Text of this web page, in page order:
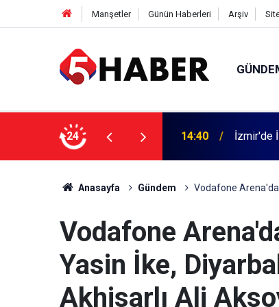
Manşetler Günün Haberleri Arşiv
24
dahil 11 kişi gözaltına alındı 13:55
Anasayfa Gündem Vodafone
Vodafone
Yasin İke,
Akhisarlı Ali